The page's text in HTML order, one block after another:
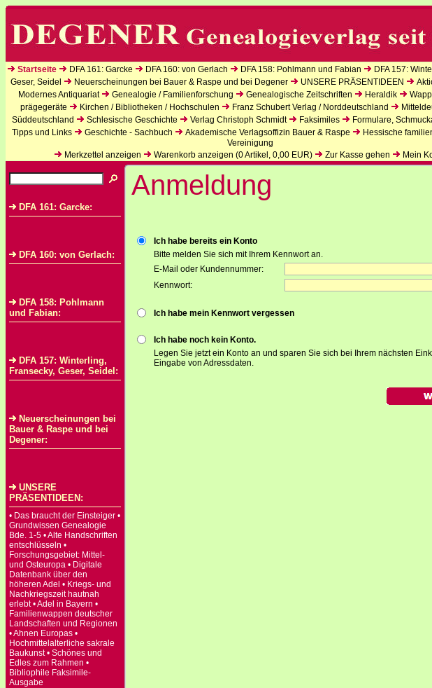
Startseite DFA 161: Garcke DFA 160: von Gerlach DFA 158: Pohlmann und Fabian
DFA 157:
Geser, Seidel
Neuerscheinungen bei Bauer & Raspe und bei Degener UNSERE PRÄSENTIDEEN
Modernes Antiquariat
Genealogie / Familienforschung Genealogische Zeitschriften Heraldik
prägegeräte
Kirchen / Bibliotheken / Hochschulen Franz Schubert Verlag / Norddeutschland
Süddeutschland
Schlesische Geschichte Verlag Christoph Schmidt Faksimiles
Formulare,
Tipps und Links
Geschichte - Sachbuch Akademische Verlagsoffizin Bauer & Raspe
Hessische
Vereinigung
Merkzettel anzeigen
Warenkorb anzeigen (0Artikel, 0,00 EUR) Zur Kasse gehen Mein
DFA 161: Garcke:
DFA 160: von Gerlach:
DFA 158: Pohlmann
und Fabian:
DFA 157: Winterling,
Fransecky, Geser, Seidel:
Neuerscheinungen bei
Bauer & Raspe und bei
Degener:
UNSERE
PRÄSENTIDEEN:
• Das braucht der Einsteiger •
Grundwissen Genealogie
Bde. 1-5 • Alte Handschriften
entschlüsseln •
Forschungsgebiet: Mittel-
und Osteuropa • Digitale
Datenbank über den
höheren Adel • Kriegs- und
Nachkriegszeit hautnah
erlebt • Adel in Bayern •
Familienwappen deutscher
Landschaften und Regionen
• Ahnen Europas •
Hochmittelalterliche sakrale
Baukunst • Schönes und
Edles zum Rahmen •
Bibliophile Faksimile-
Ausgabe
Anmeldung
Ich habe bereits ein Konto
Bitte melden Sie sich mit Ihrem Kennwort an.
E-Mail oder Kundennummer:
Kennwort:
Ich habe mein Kennwort vergessen
Ich habe noch kein Konto.
Legen Sie jetzt ein Konto an und sparen Sie sich bei Ihrem nächsten
Eingabe von Adressdaten.